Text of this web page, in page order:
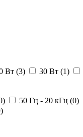
Вт (3) 30 Вт (1)
) 50 Гц - 20 кГц (0)
)